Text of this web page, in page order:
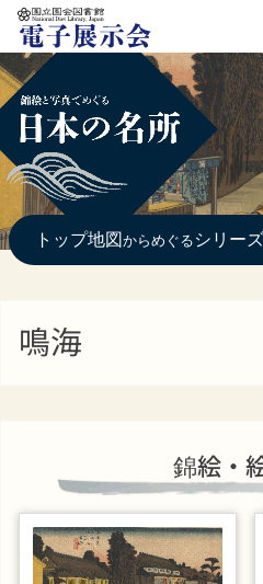
本文へ移動
トップ地図 からめぐる シリーズ
鳴海
錦絵・